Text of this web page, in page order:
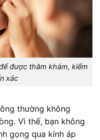
được thăm khám, kiểm
xác
thường không
Vì thế, bạn không
gọng qua kính áp